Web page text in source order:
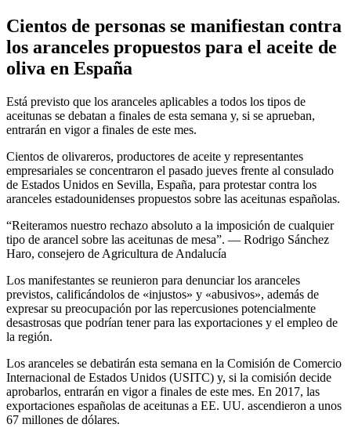
Cientos de personas se manifiestan contra
los aranceles propuestos para el aceite de
oliva en España
Está previsto que los aranceles aplicables a todos los tipos de
aceitunas se debatan a finales de esta semana y, si se aprueban,
entrarán en vigor a finales de este mes.
Cientos de olivareros, productores de aceite y representantes
empresariales se concentraron el pasado jueves frente al consulado
de Estados Unidos en Sevilla, España, para protestar contra los
aranceles estadounidenses propuestos sobre las aceitunas españolas.
Reiteramos nuestro rechazo absoluto a la imposición de cualquier
tipo de arancel sobre las aceitunas de mesa . — Rodrigo Sánchez
Haro, consejero de Agricultura de Andalucía
Los manifestantes se reunieron para denunciar los aranceles
previstos, calificándolos de «injustos» y «abusivos», además de
expresar su preocupación por las repercusiones potencialmente
desastrosas que podrían tener para las exportaciones y el empleo de
la región.
Los aranceles se debatirán esta semana en la Comisión de Comercio
Internacional de Estados Unidos (USITC) y, si la comisión decide
aprobarlos, entrarán en vigor a finales de este mes. En 2017, las
exportaciones españolas de aceitunas a EE. UU. ascendieron a unos
67 millones de dólares.